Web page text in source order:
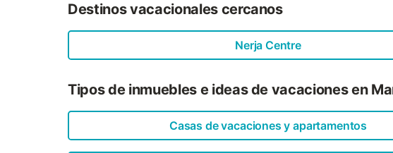
Destinos vacacionales cercanos
Nerja Centre
Tipos de inmuebles e ideas de vacaciones en
Casas de vacaciones y apartamentos